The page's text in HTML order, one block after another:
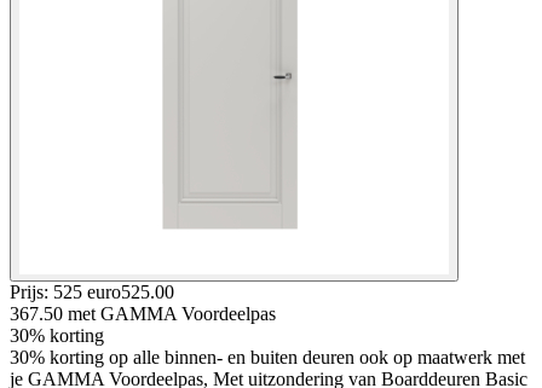
Prijs: 525 euro525.00
367.50 met GAMMA Voordeelpas
30% korting
30% korting op alle binnen- en buiten deuren ook op maatwerk met
je GAMMA Voordeelpas, Met uitzondering van Boarddeuren Basic